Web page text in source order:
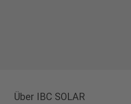
Über IBC SOLAR